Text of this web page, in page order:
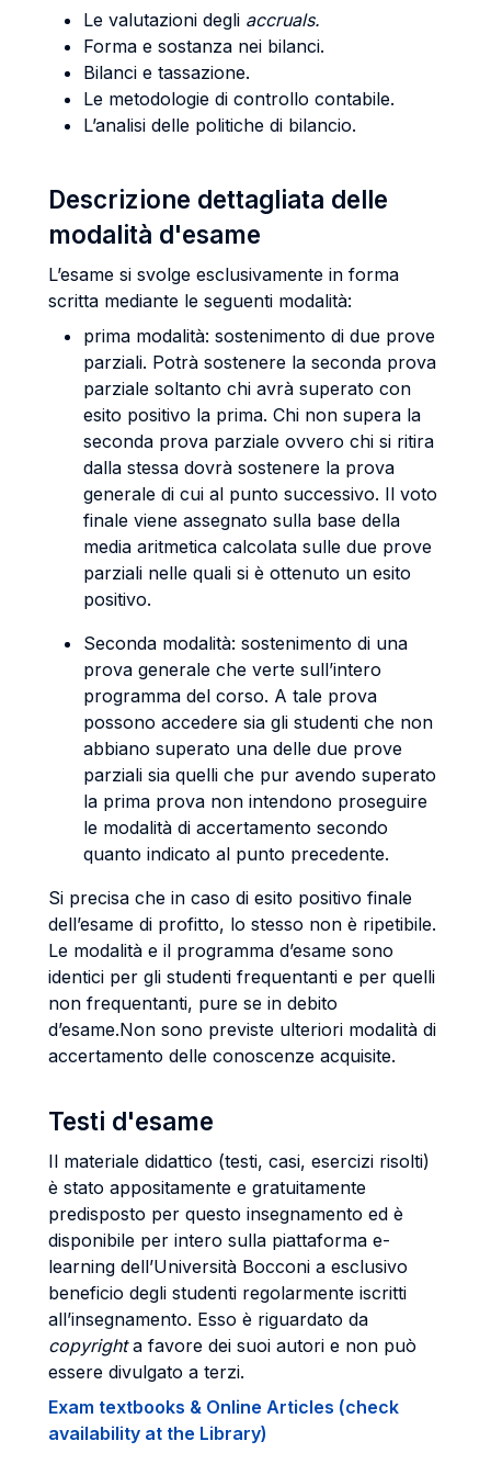
Le valutazioni degli accruals.
Forma e sostanza nei bilanci.
Bilanci e tassazione.
Le metodologie di controllo contabile.
L’analisi delle politiche di bilancio.
Descrizione dettagliata delle
modalità d'esame
L’esame si svolge esclusivamente in forma
scritta mediante le seguenti modalità:
prima modalità: sostenimento di due prove
parziali. Potrà sostenere la seconda prova
parziale soltanto chi avrà superato con
esito positivo la prima. Chi non supera la
seconda prova parziale ovvero chi si ritira
dalla stessa dovrà sostenere la prova
generale di cui al punto successivo. Il voto
finale viene assegnato sulla base della
media aritmetica calcolata sulle due prove
parziali nelle quali si è ottenuto un esito
positivo.
Seconda modalità: sostenimento di una
prova generale che verte sull’intero
programma del corso. A tale prova
possono accedere sia gli studenti che non
abbiano superato una delle due prove
parziali sia quelli che pur avendo superato
la prima prova non intendono proseguire
le modalità di accertamento secondo
quanto indicato al punto precedente.
Si precisa che in caso di esito positivo finale
dell’esame di profitto, lo stesso non è ripetibile.
Le modalità e il programma d’esame sono
identici per gli studenti frequentanti e per quelli
non frequentanti, pure se in debito
d’esame.Non sono previste ulteriori modalità di
accertamento delle conoscenze acquisite.
Testi d'esame
Il materiale didattico (testi, casi, esercizi risolti)
è stato appositamente e gratuitamente
predisposto per questo insegnamento ed è
disponibile per intero sulla piattaforma e-
learning dell’Università Bocconi a esclusivo
beneficio degli studenti regolarmente iscritti
all’insegnamento. Esso è riguardato da
copyrighta favore dei suoi autori e non può
essere divulgato a terzi.
Exam textbooks & Online Articles (check
availability at the Library)